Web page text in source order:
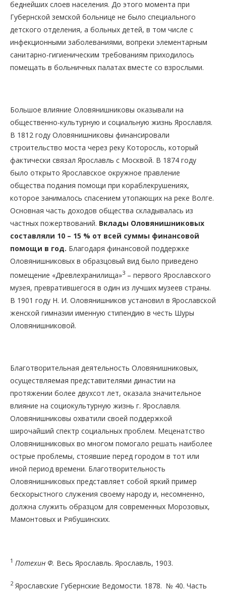
беднейших слоев населения. До этого момента при
Губернской земской больнице не было специального
детского отделения, а больных детей, в том числе с
инфекционными заболеваниями, вопреки элементарным
санитарно-гигиеническим требованиям приходилось
помещать в больничных палатах вместе со взрослыми.
Большое влияние Оловянишниковы оказывали на
общественно-культурную и социальную жизнь Ярославля.
В 1812 году Оловянишниковы финансировали
строительство моста через реку Которосль, который
фактически связал Ярославль с Москвой. В 1874 году
было открыто Ярославское окружное правление
общества подания помощи при кораблекрушениях,
которое занималось спасением утопающих на реке Волге.
Основная часть доходов общества складывалась из
частных пожертвований. Вклады Оловянишниковых
составляли 10 – 15 % от всей суммы финансовой
помощи в год. Благодаря финансовой поддержке
Оловянишниковых в образцовый вид было приведено
помещение «Древлехранилища»3 – первого Ярославского
музея, превратившегося в один из лучших музеев страны.
В 1901 году Н. И. Оловянишников установил в Ярославской
женской гимназии именную стипендию в честь Шуры
Оловянишниковой.
Благотворительная деятельность Оловянишниковых,
осуществляемая представителями династии на
протяжении более двухсот лет, оказала значительное
влияние на социокультурную жизнь г. Ярославля.
Оловянишниковы охватили своей поддержкой
широчайший спектр социальных проблем. Меценатство
Оловянишниковых во многом помогало решать наиболее
острые проблемы, стоявшие перед городом в тот или
иной период времени. Благотворительность
Оловянишниковых представляет собой яркий пример
бескорыстного служения своему народу и, несомненно,
должна служить образцом для современных Морозовых,
Мамонтовых и Рябушинских.
1 Потехин Ф. Весь Ярославль. Ярославль, 1903.
2 Ярославские Губернские Ведомости. 1878. № 40. Часть